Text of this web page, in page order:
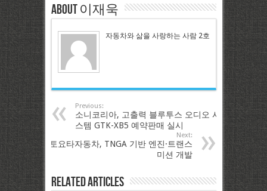
About 이재욱
자동차와 삶을 사랑하는 사람 2호
Previous:
소니코리아, 고출력 블루투스 오디오 시
스템 GTK-XB5 예약판매 실시
Next:
토요타자동차, TNGA 기반 엔진·트랜스
미션 개발
Related Articles